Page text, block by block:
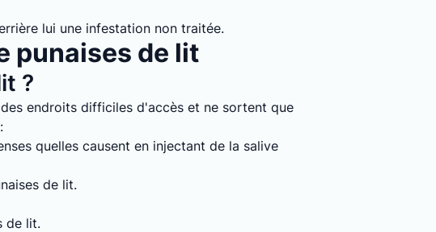
lui une infestation non traitée.
punaises de lit
?
endroits difficiles d'accès et ne sortent que
quelles causent en injectant de la salive
de lit.
de lit.